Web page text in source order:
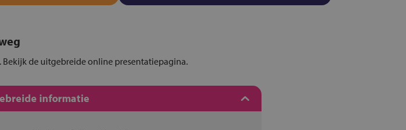
Bekijk de uitgebreide online presentatiepagina.
informatie